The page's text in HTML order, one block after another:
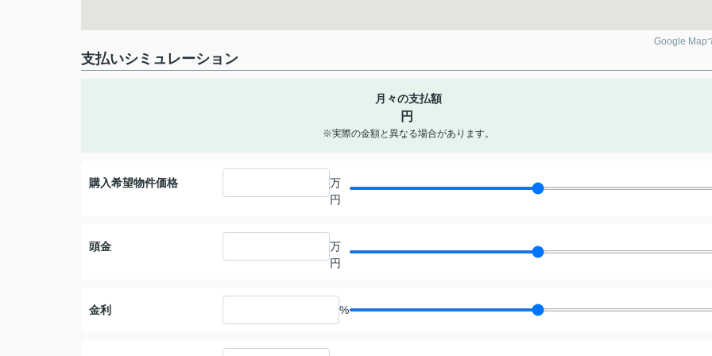
Google Map
支払いシミュレーション
月々の支払額
円
※実際の金額と異なる場合があります。
購入希望物件価格
万
円
頭金
万
円
金利 %